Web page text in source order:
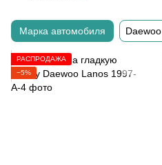
Марка автомобиля Daewoo
РАСПРОДАЖА
−5%